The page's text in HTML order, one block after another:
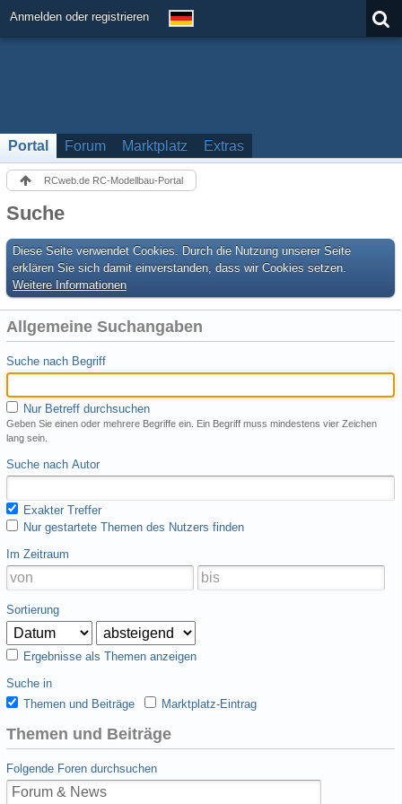
Anmelden oder registrieren
Portal Forum Marktplatz Extras
RCweb.de RC-Modellbau-Portal
Suche
Diese Seite verwendet Cookies. Durch die Nutzung unserer Seite
erklären Sie sich damit einverstanden, dass wir Cookies setzen.
Weitere Informationen
Allgemeine Suchangaben
Suche nach Begriff
Nur Betreff durchsuchen
Geben Sie einen oder mehrere Begriffe ein. Ein Begriff muss mindestens vier Zeichen
lang sein.
Suche nach Autor
Exakter Treffer
Nur gestartete Themen des Nutzers finden
Im Zeitraum
Sortierung
Ergebnisse als Themen anzeigen
Suche in
Themen und Beiträge
Marktplatz-Eintrag
Themen und Beiträge
Folgende Foren durchsuchen